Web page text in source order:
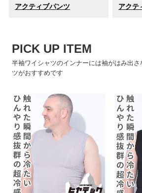
アクティブパンツ
アクテ
PICK UP ITEM
半袖ワイシャツのインナーには袖がはみ出さ
ツがおすすめです